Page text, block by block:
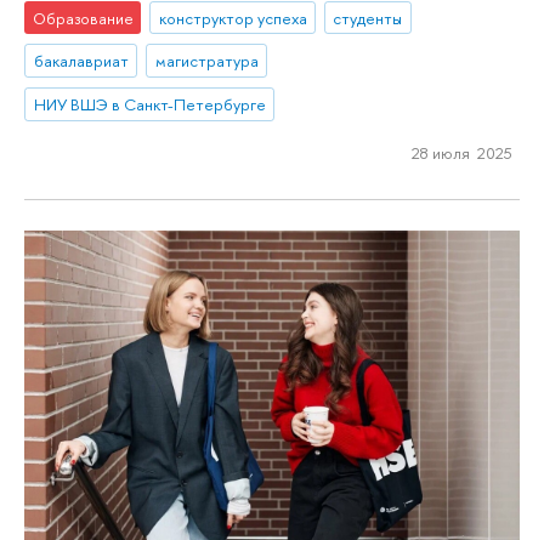
Образование конструктор успеха
студенты
бакалавриат
магистратура
НИУ ВШЭ в Санкт-Петербурге
28 июля 2025